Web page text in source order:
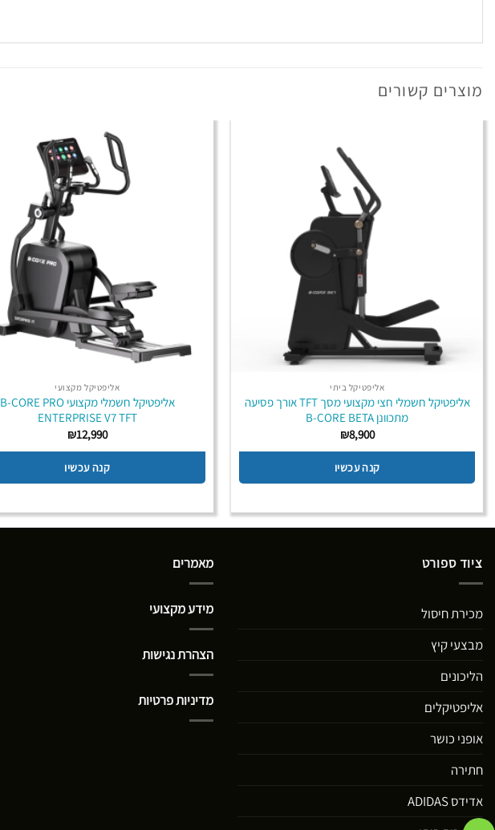
מוצרים קשורים
אליפטיקל ביתי
אליפטיקל חשמלי חצי מקצועי מסך TFT אורך פסיעה
מתכוונן B-CORE BETA
₪8,900
קנה עכשיו
אליפטיקל מקצועי
אליפטיקל חשמלי מקצועי B-CORE PRO
ENTERPRISE V7 TFT
₪12,990
קנה עכשיו
ציוד ספורט
מכירת חיסול
מבצעי קיץ
הליכונים
אליפטיקלים
אופני כושר
חתירה
אדידס ADIDAS
מאמרים
מידע מקצועי
הצהרת נגישות
מדיניות פרטיות